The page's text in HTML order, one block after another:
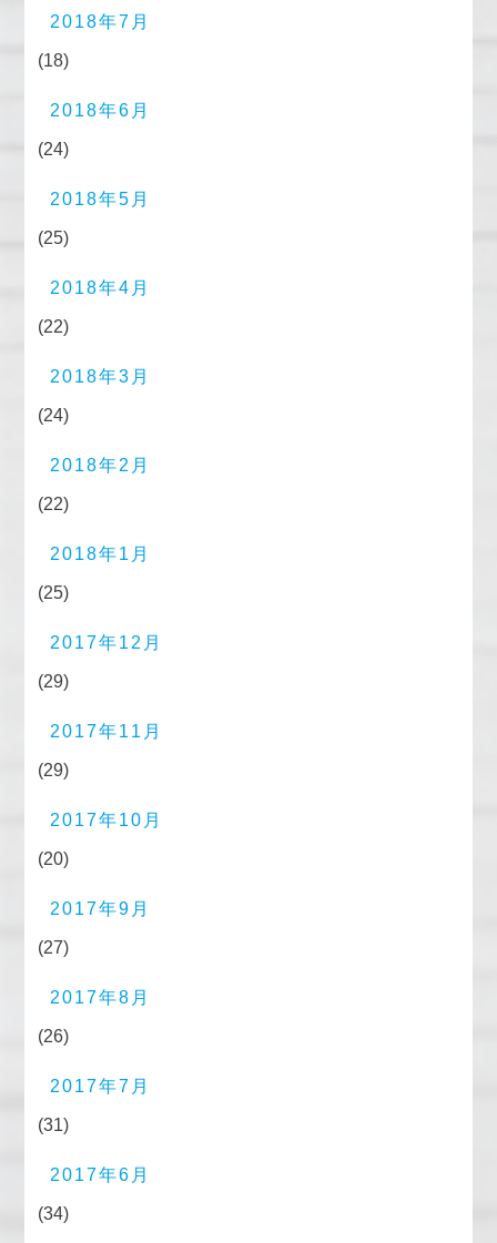
2018年7月
(18)
2018年6月
(24)
2018年5月
(25)
2018年4月
(22)
2018年3月
(24)
2018年2月
(22)
2018年1月
(25)
2017年12月
(29)
2017年11月
(29)
2017年10月
(20)
2017年9月
(27)
2017年8月
(26)
2017年7月
(31)
2017年6月
(34)